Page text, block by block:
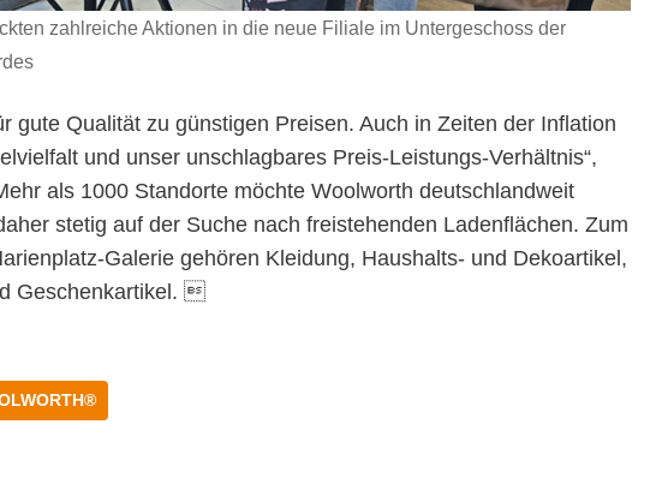
zahlreiche Aktionen in die neue Filiale im Untergeschoss der
gute Qualität zu günstigen Preisen. Auch in Zeiten der Inflation
und unser unschlagbares Preis-Leistungs-Verhältnis“,
als 1000 Standorte möchte Woolworth deutschlandweit
stetig auf der Suche nach freistehenden Ladenflächen. Zum
Galerie gehören Kleidung, Haushalts- und Dekoartikel,
Geschenkartikel. 